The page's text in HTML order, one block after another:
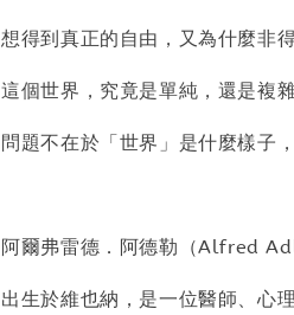
想得到真正的自由，又為什麼非
這個世界，究竟是單純，還是
問題不在於「世界」是什麼樣子
阿爾弗雷德．阿德勒（Alfred
出生於維也納，是一位醫師、心